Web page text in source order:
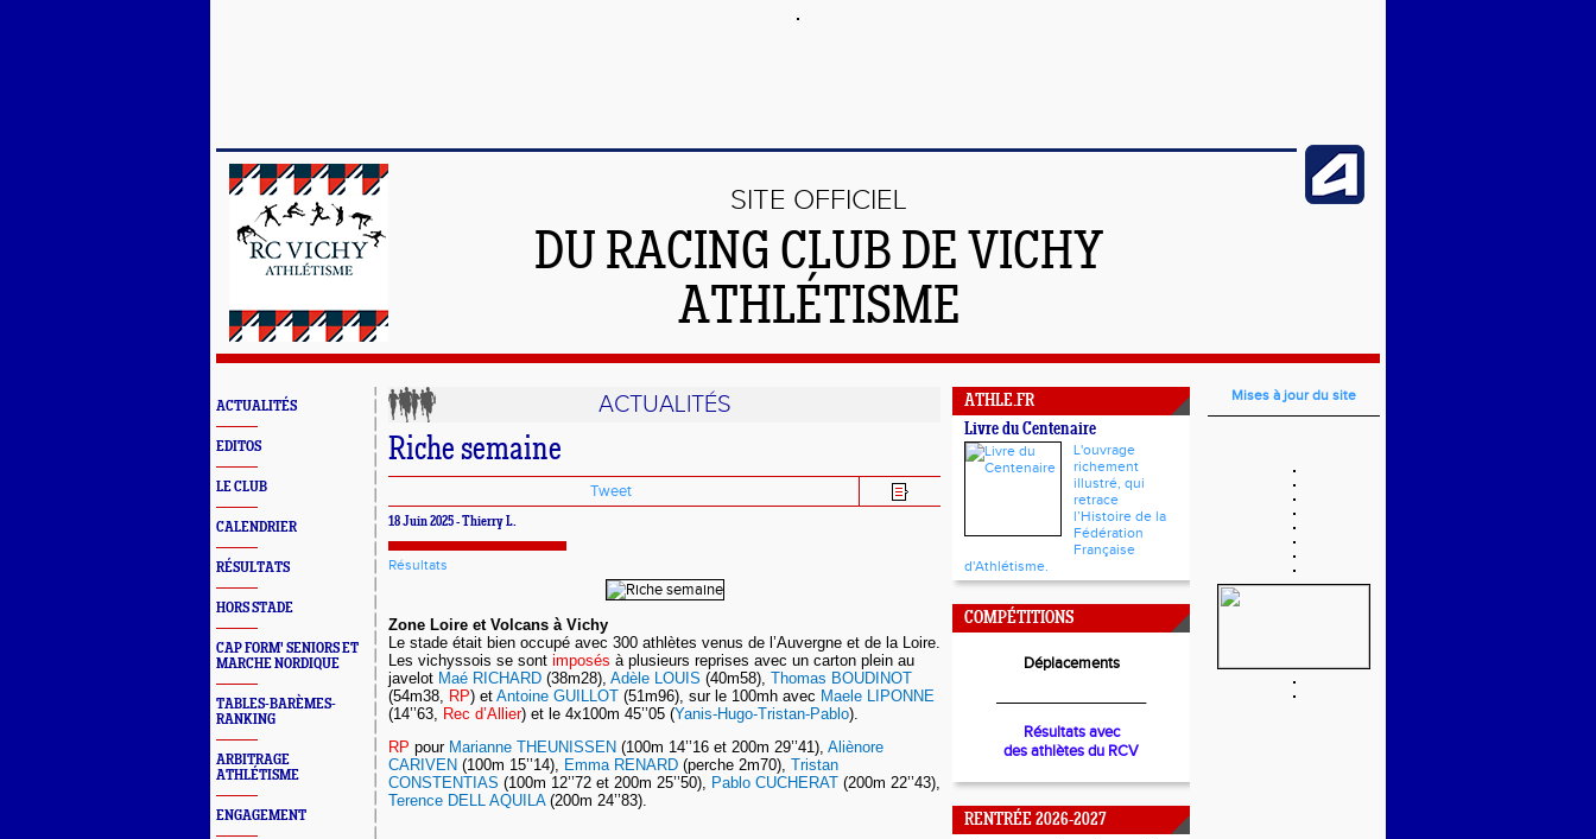
SITE OFFICIEL
DU RACING CLUB DE VICHY
ATHLÉTISME
ACTUALITÉS
EDITOS
LE CLUB
CALENDRIER
RÉSULTATS
HORS STADE
CAP FORM' SENIORS ET
MARCHE NORDIQUE
TABLES-BARÈMES-
RANKING
ARBITRAGE
ATHLÉTISME
ENGAGEMENT
ACTUALITÉS
Riche semaine
Tweet
18 Juin 2025 - Thierry L.
Résultats
Zone Loire et Volcans à Vichy
Le stade était bien occupé avec 300 athlètes venus de l’Auvergne et de la Loire.
Les vichyssois se sont imposés à plusieurs reprises avec un carton plein au
javelot Maé RICHARD (38m28), Adèle LOUIS (40m58), Thomas BOUDINOT
(54m38, RP) et Antoine GUILLOT (51m96), sur le 100mh avec Maele LIPONNE
(14’’63, Rec d’Allier) et le 4x100m 45’’05 (Yanis-Hugo-Tristan-Pablo).
RP pour Marianne THEUNISSEN (100m 14’’16 et 200m 29’’41), Aliènore
CARIVEN (100m 15’’14), Emma RENARD (perche 2m70), Tristan
CONSTENTIAS (100m 12’’72 et 200m 25’’50), Pablo CUCHERAT (200m 22’’43),
Terence DELL AQUILA(200m 24’’83).
ATHLE.FR
Livre du Centenaire
L'ouvrage
richement
illustré, qui
retrace
l’Histoire de la
Fédération
Française
d'Athlétisme.
COMPÉTITIONS
Déplacements
Résultats avec
des athlètes du RCV
RENTRÉE 2026-2027
Mises à jour du site